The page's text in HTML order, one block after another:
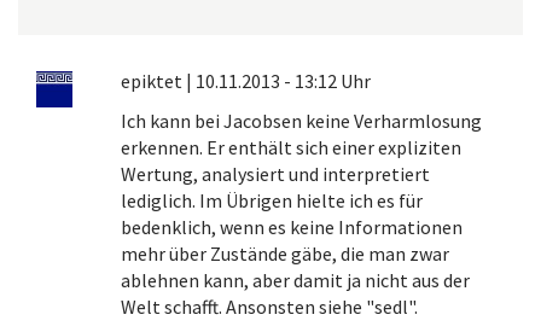
epiktet | 10.11.2013 - 13:12 Uhr
Ich kann bei Jacobsen keine Verharmlosung
erkennen. Er enthält sich einer expliziten
Wertung, analysiert und interpretiert
lediglich. Im Übrigen hielte ich es für
bedenklich, wenn es keine Informationen
mehr über Zustände gäbe, die man zwar
ablehnen kann, aber damit ja nicht aus der
Welt schafft. Ansonsten siehe "sedl".